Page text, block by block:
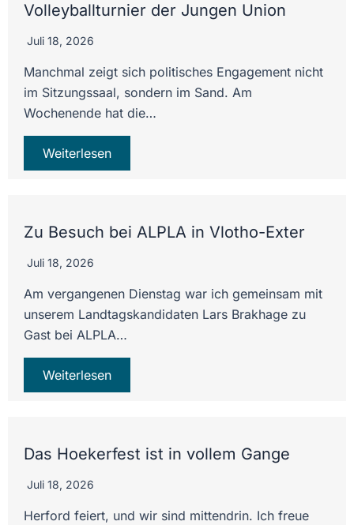
Volleyballturnier der Jungen Union
Juli 18, 2026
Manchmal zeigt sich politisches Engagement nicht
im Sitzungssaal, sondern im Sand. Am
Wochenende hat die…
Weiterlesen
Zu Besuch bei ALPLA in Vlotho-Exter
Juli 18, 2026
Am vergangenen Dienstag war ich gemeinsam mit
unserem Landtagskandidaten Lars Brakhage zu
Gast bei ALPLA…
Weiterlesen
Das Hoekerfest ist in vollem Gange
Juli 18, 2026
Herford feiert, und wir sind mittendrin. Ich freue